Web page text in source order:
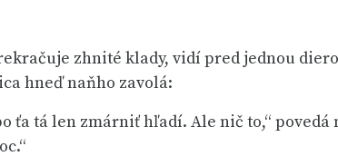
zhnité klady, vidí pred jednou
hneď naňho zavolá:
ťa tá len zmárniť hľadí. Ale nič to,“ povedá